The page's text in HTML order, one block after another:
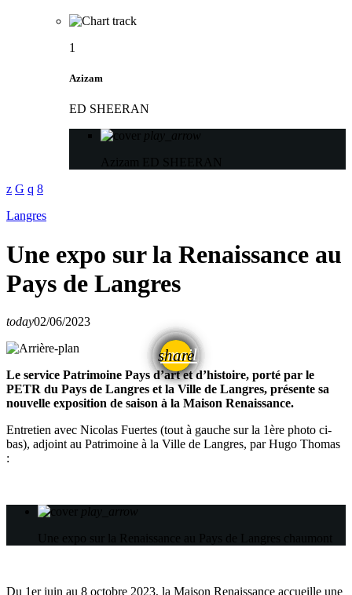
1
Azizam
ED SHEERAN
play_arrow
Azizam
ED SHEERAN
Langres
Une expo sur la Renaissance au
Pays de Langres
today02/06/2023
share
email
Le service Patrimoine Pays d’art et d’histoire, porté par le
PETR du Pays de Langres et la Ville de Langres, présente sa
nouvelle exposition de saison à la Maison Renaissance.
Entretien avec Nicolas Fuertes (tout à gauche sur la 1ère photo ci-
bas), adjoint au Patrimoine à la Ville de Langres, par Hugo Thomas
:
play_arrow
Une expo sur la Renaissance au Pays de Langres chaumont
Du 1er juin au 8 octobre 2023, la Maison Renaissance accueille une